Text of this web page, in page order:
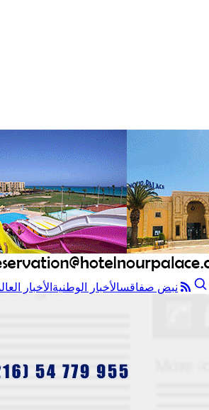
نبض صفاقسالأخبار الوطنية الأخبار